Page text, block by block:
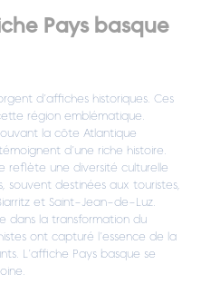
Pays basque
d’affiches historiques. Ces
région emblématique.
la côte Atlantique
d’une riche histoire.
reflète une diversité culturelle
souvent destinées aux touristes,
et Saint-Jean-de-Luz.
dans la transformation du
ont capturé l’essence de la
L’affiche Pays basque se